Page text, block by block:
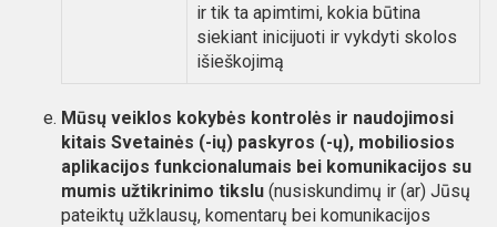
ir tik ta apimtimi, kokia būtina
siekiant inicijuoti ir vykdyti skolos
išieškojimą
Mūsų veiklos kokybės kontrolės ir naudojimosi
kitais Svetainės (-ių) paskyros (-ų), mobiliosios
aplikacijos funkcionalumais bei komunikacijos su
mumis užtikrinimo tikslu (nusiskundimų ir (ar) Jūsų
pateiktų užklausų, komentarų bei komunikacijos